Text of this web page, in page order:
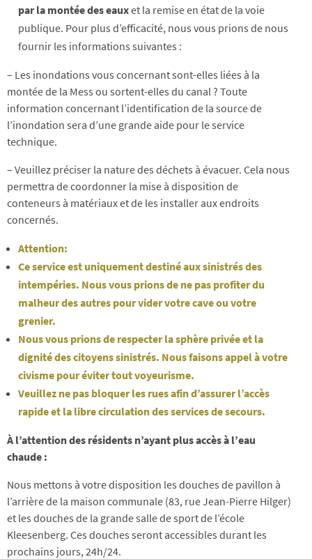
par la montée des eauxet la remise en état de la voie
publique. Pour plus d’efficacité, nous vous prions de nous
fournir les informations suivantes :
– Les inondations vous concernant sont-elles liées à la
montée de la Mess ou sortent-elles du canal ? Toute
information concernant l’identification de la source de
l’inondation sera d’une grande aide pour le service
technique.
– Veuillez préciser la nature des déchets à évacuer. Cela nous
permettra de coordonner la mise à disposition de
conteneurs à matériaux et de les installer aux endroits
concernés.
Attention:
Ce service est uniquement destiné aux sinistrés des
intempéries. Nous vous prions de ne pas profiter du
malheur des autres pour vider votre cave ou votre
grenier.
Nous vous prions de respecter la sphère privée et la
dignité des citoyens sinistrés. Nous faisons appel à votre
civisme pour éviter tout voyeurisme.
Veuillez ne pas bloquer les rues afin d’assurer l’accès
rapide et la libre circulation des services de secours.
À l’attention des résidents n’ayant plus accès à l’eau
chaude :
Nous mettons à votre disposition les douches de pavillon à
l’arrière de la maison communale (83, rue Jean-Pierre Hilger)
et les douches de la grande salle de sport de l’école
Kleesenberg. Ces douches seront accessibles durant les
prochains jours, 24h/24.